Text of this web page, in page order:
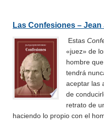
Las Confesiones –
Estas
«juez» de
hombre
tendrá
aceptar las
de
retrato de
haciendo lo propio con el